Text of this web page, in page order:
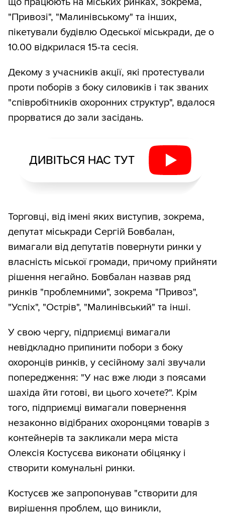
"Привозі", "Малинівському" та інших,
пікетували будівлю Одеської міськради, де о
10.00 відкрилася 15-та сесія.
Декому з учасників акції, які протестували
проти поборів з боку силовиків і так званих
"співробітників охоронних структур", вдалося
прорватися до зали засідань.
ДИВІТЬСЯ НАС ТУТ
Торговці, від імені яких виступив, зокрема,
депутат міськради Сергій Бовбалан,
вимагали від депутатів повернути ринки у
власність міської громади, причому прийняти
рішення негайно. Бовбалан назвав ряд
ринків "проблемними", зокрема "Привоз",
"Успіх", "Острів", "Малинівський" та інші.
У свою чергу, підприємці вимагали
невідкладно припинити побори з боку
охоронців ринків, у сесійному залі звучали
попередження: "У нас вже люди з поясами
шахіда йти готові, ви цього хочете?". Крім
того, підприємці вимагали повернення
незаконно відібраних охоронцями товарів з
контейнерів та закликали мера міста
Олексія Костусєва виконати обіцянку і
створити комунальні ринки.
Костусєв же запропонував "створити для
вирішення проблем, що виникли,